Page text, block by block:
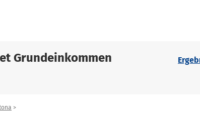
Grundeinkommen